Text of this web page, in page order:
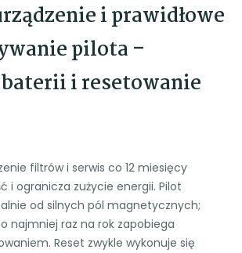
i prawidłowe
pilota –
i resetowanie
filtrów i serwis co 12 miesięcy
i ogranicza zużycie energii. Pilot
od silnych pól magnetycznych;
najmniej raz na rok zapobiega
Reset zwykle wykonuje się